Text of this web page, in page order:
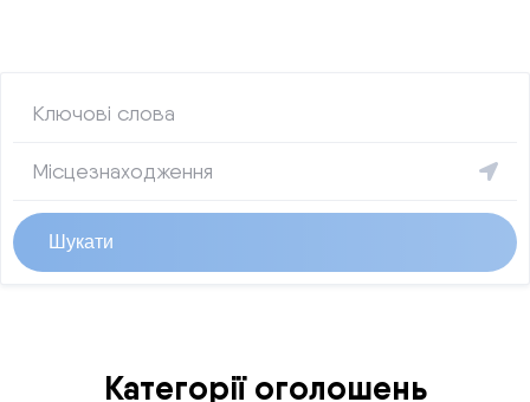
Шукати
Категорії оголошень